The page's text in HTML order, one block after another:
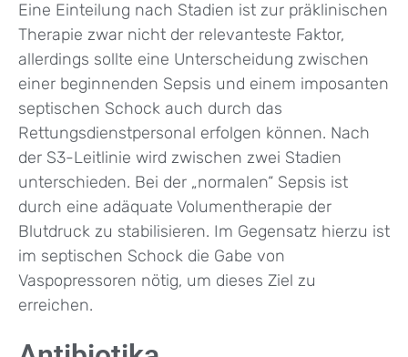
Eine Einteilung nach Stadien ist zur präklinischen
Therapie zwar nicht der relevanteste Faktor,
allerdings sollte eine Unterscheidung zwischen
einer beginnenden Sepsis und einem imposanten
septischen Schock auch durch das
Rettungsdienstpersonal erfolgen können. Nach
der S3-Leitlinie wird zwischen zwei Stadien
unterschieden. Bei der „normalen“ Sepsis ist
durch eine adäquate Volumentherapie der
Blutdruck zu stabilisieren. Im Gegensatz hierzu ist
im septischen Schock die Gabe von
Vaspopressoren nötig, um dieses Ziel zu
erreichen.